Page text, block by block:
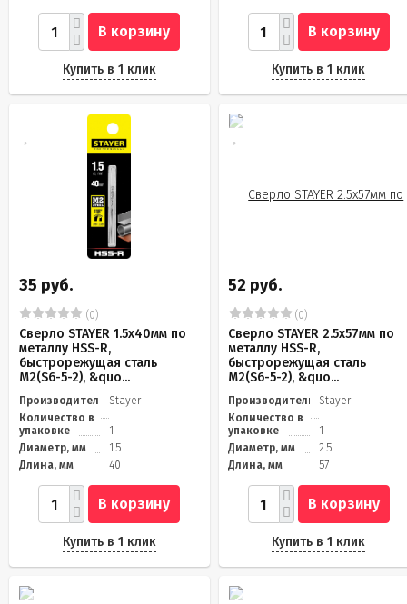
В корзину
Купить в 1 клик
В корзину
Купить в 1 клик
35 руб.
(0)
Сверло STAYER 1.5х40мм по
металлу HSS-R,
быстрорежущая сталь
М2(S6-5-2), &quo...
Производитель
Stayer
Количество в
упаковке
1
Диаметр, мм
1.5
Длина, мм
40
В корзину
Купить в 1 клик
52 руб.
(0)
Сверло STAYER 2.5х57мм по
металлу HSS-R,
быстрорежущая сталь
М2(S6-5-2), &quo...
Производитель
Stayer
Количество в
упаковке
1
Диаметр, мм
2.5
Длина, мм
57
В корзину
Купить в 1 клик